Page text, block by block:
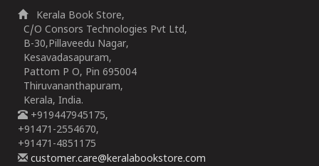
Kerala Book Store,
C/O Consors Technologies Pvt Ltd,
B-30,Pillaveedu Nagar,
Kesavadasapuram,
Pattom P O, Pin 695004
Thiruvananthapuram,
Kerala, India.
+919447945175,
+91471-2554670,
+91471-4851175
customer.care@keralabookstore.com